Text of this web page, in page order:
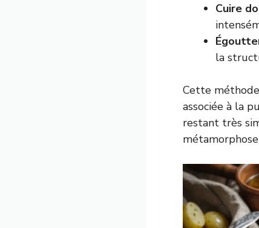
Cuire
la
Cette
associée à la
restant très